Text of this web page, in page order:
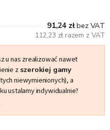
91,24 złbez VAT
112,23 zł razem z VAT
u nas zrealizować nawet
z szerokiej gamy
niewymienionych), a
ustalamy indywidualnie?